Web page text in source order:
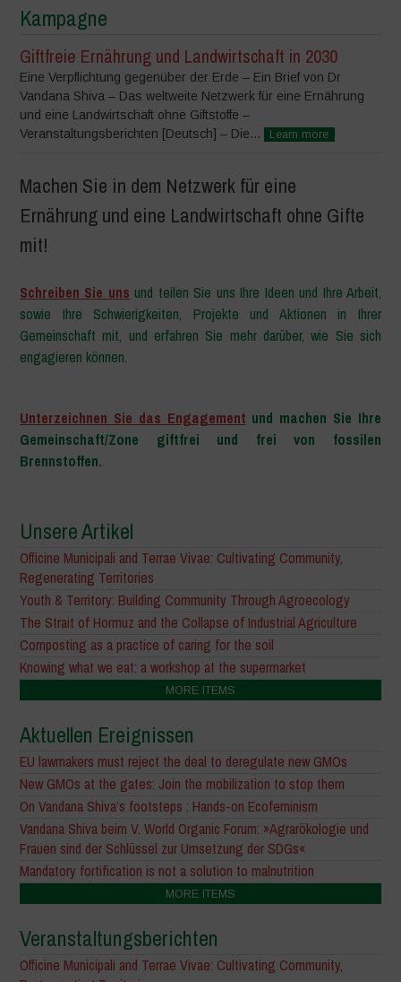
Kampagne
Giftfreie Ernährung und Landwirtschaft in 2030
Eine Verpflichtung gegenüber der Erde – Ein Brief von Dr
Vandana Shiva – Das weltweite Netzwerk für eine Ernährung
und eine Landwirtschaft ohne Giftstoffe –
Veranstaltungsberichten [Deutsch] – Die...
Learn more
Machen Sie in dem Netzwerk für eine
Ernährung und eine Landwirtschaft ohne Gifte
mit!
Schreiben Sie uns und teilen Sie uns Ihre Ideen und Ihre Arbeit,
sowie Ihre Schwierigkeiten, Projekte und Aktionen in Ihrer
Gemeinschaft mit, und erfahren Sie mehr darüber, wie Sie sich
engagieren können.
Unterzeichnen Sie das Engagement und machen Sie Ihre
Gemeinschaft/Zone giftfrei und frei von fossilen
Brennstoffen.
Unsere Artikel
Officine Municipali and Terrae Vivae: Cultivating Community,
Regenerating Territories
Youth & Territory: Building Community Through Agroecology
The Strait of Hormuz and the Collapse of Industrial Agriculture
Composting as a practice of caring for the soil
Knowing what we eat: a workshop at the supermarket
MORE ITEMS
Aktuellen Ereignissen
EU lawmakers must reject the deal to deregulate new GMOs
New GMOs at the gates: Join the mobilization to stop them
On Vandana Shiva’s footsteps : Hands-on Ecofeminism
Vandana Shiva beim V. World Organic Forum: »Agrarökologie und
Frauen sind der Schlüssel zur Umsetzung der SDGs«
Mandatory fortification is not a solution to malnutrition
MORE ITEMS
Veranstaltungsberichten
Officine Municipali and Terrae Vivae: Cultivating Community,